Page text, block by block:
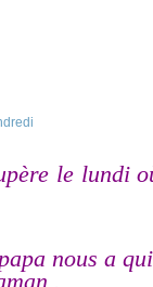
le lundi
nous a
.